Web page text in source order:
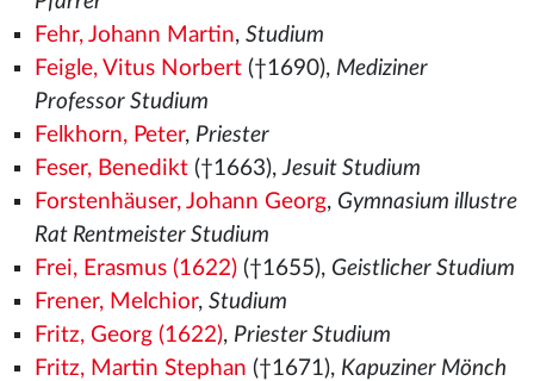
Fehr, Johann Martin, Studium
Feigle, Vitus Norbert(†1690), Mediziner
Professor Studium
Felkhorn, Peter, Priester
Feser, Benedikt(†1663),Jesuit Studium
Forstenhäuser, Johann Georg, Gymnasium illustre
Rat Rentmeister Studium
Frei, Erasmus (1622)(†1655), Geistlicher Studium
Frener, Melchior, Studium
Fritz, Georg (1622), Priester Studium
Fritz, Martin Stephan (†1671), Kapuziner Mönch